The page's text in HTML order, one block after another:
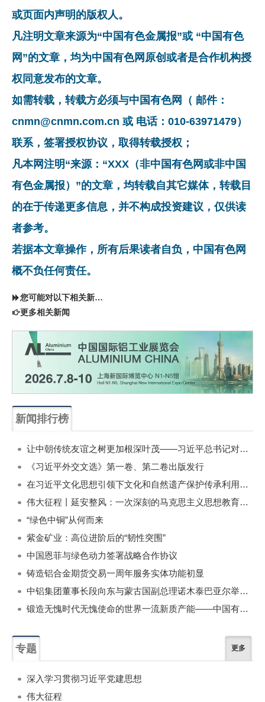
或页面内声明的版权人。
凡注明文章来源为“中国有色金属报”或 “中国有色
网”的文章，均为中国有色网原创或者是合作机构授
权同意发布的文章。
如需转载，转载方必须与中国有色网（ 邮件：
cnmn@cnmn.com.cn 或 电话：010-63971479）
联系，签署授权协议，取得转载授权；
凡本网注明“来源：“XXX（非中国有色网或非中国
有色金属报）”的文章，均转载自其它媒体，转载目
的在于传递更多信息，并不构成投资建议，仅供读
者参考。
若据本文章操作，所有后果读者自负，中国有色网
概不负任何责任。
您可能对以下相关新闻同样感兴趣
更多相关新闻
新闻排行榜
让中朝传统友谊之树更加根深叶茂——习近平总书记对朝鲜进行国事访问纪实
《习近平外交文选》第一卷、第二卷出版发行
在习近平文化思想引领下文化和自然遗产保护传承利用工作开创新局面
伟大征程丨延安整风：一次深刻的马克思主义思想教育运动
“绿色中铜”从何而来
紫金矿业：高位进阶后的“韧性突围”
中国恩菲与绿色动力签署战略合作协议
铸造铝合金期货交易一周年服务实体功能初显
中铝集团董事长段向东与蒙古国副总理诺木泰巴亚尔举行会谈
锻造无愧时代无愧使命的世界一流新质产能——中国有色金属工业的战略应对与破局之道（二）
专题 更多
深入学习贯彻习近平党建思想
伟大征程